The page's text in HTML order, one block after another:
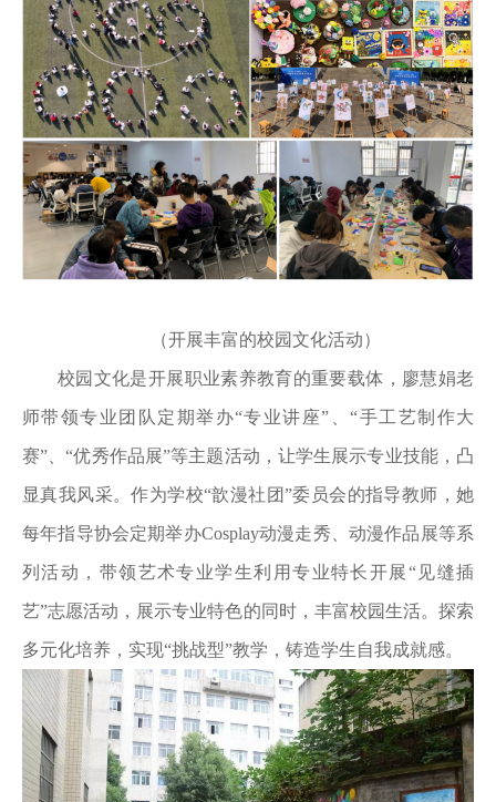
（开展丰富的校园文化活动）
校园文化是开展职业素养教育的重要载体，廖慧娟老
师带领专业团队定期举办“专业讲座”、“手工艺制作大
赛”、“优秀作品展”等主题活动，让学生展示专业技能，凸
显真我风采。作为学校“歆漫社团”委员会的指导教师，她
每年指导协会定期举办Cosplay动漫走秀、动漫作品展等系
列活动，带领艺术专业学生利用专业特长开展“见缝插
艺”志愿活动，展示专业特色的同时，丰富校园生活。探索
多元化培养，实现“挑战型”教学，铸造学生自我成就感。